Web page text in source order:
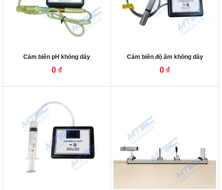
Cảm biến pH không dây
0 ₫
Cảm biến độ ẩm không dây
0 ₫